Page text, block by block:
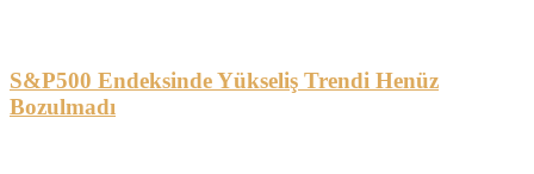
S&P500 Endeksinde Yükseliş Trendi Henüz
Bozulmadı